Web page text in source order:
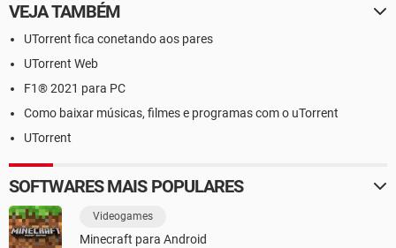
VEJA TAMBÉM
UTorrent fica conetando aos pares
UTorrent Web
F1® 2021 para PC
Como baixar músicas, filmes e programas com o uTorrent
UTorrent
SOFTWARES MAIS POPULARES
Videogames
Minecraft para Android